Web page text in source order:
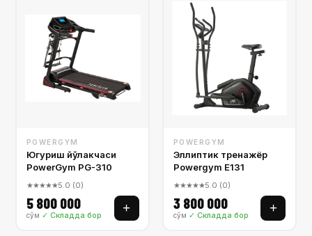
POWERGYM
Югуриш йўлакчаси
PowerGym PG-310
★★★★★5.0 (0)
5 800 000
сўм ✓ Складда бор
+
POWERGYM
Эллиптик тренажёр
Powergym E131
★★★★★5.0 (0)
3 800 000
сўм ✓ Складда бор
+